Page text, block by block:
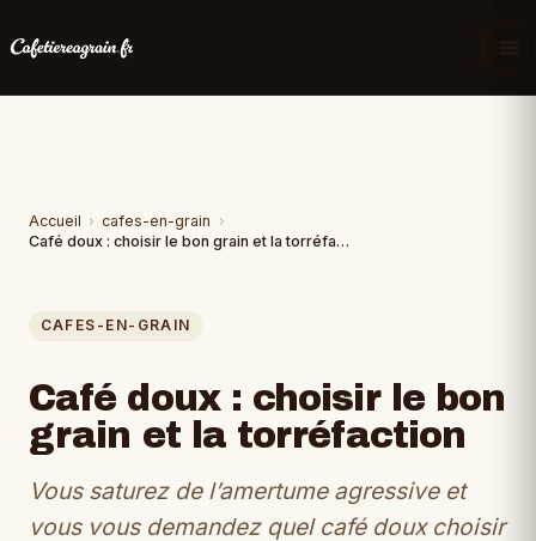
Accueil › cafes-en-grain ›
Café doux : choisir le bon grain et la torréfaction
CAFES-EN-GRAIN
Café doux : choisir le bon
grain et la torréfaction
Vous saturez de l’amertume agressive et
vous vous demandez quel café doux choisir